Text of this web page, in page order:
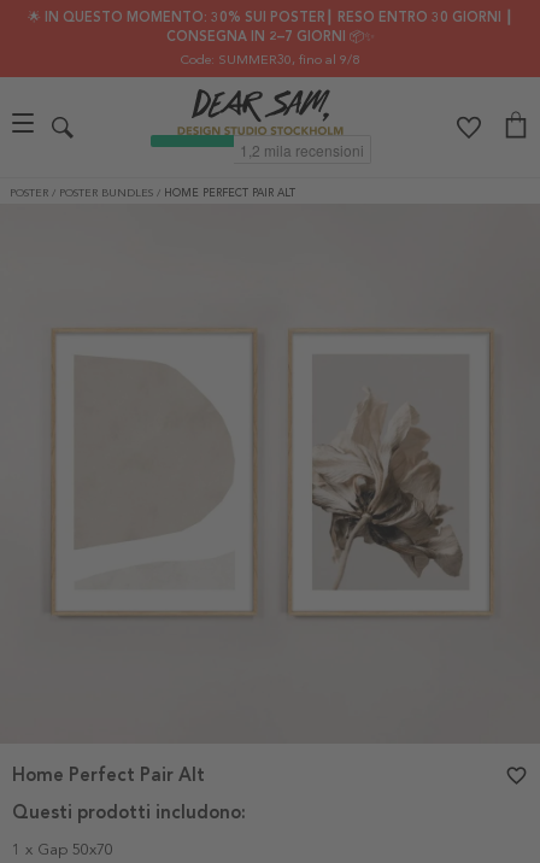
🌟 IN QUESTO MOMENTO: 30% SUI POSTER┃ RESO ENTRO 30 GIORNI ┃
CONSEGNA IN 2–7 GIORNI 📦✨
Code: SUMMER30, fino al 9/8
POSTER / POSTER BUNDLES / HOME PERFECT PAIR ALT
Questi prodotti includono:
1 x Gap 50x70
Home Perfect Pair Alt favorite_border